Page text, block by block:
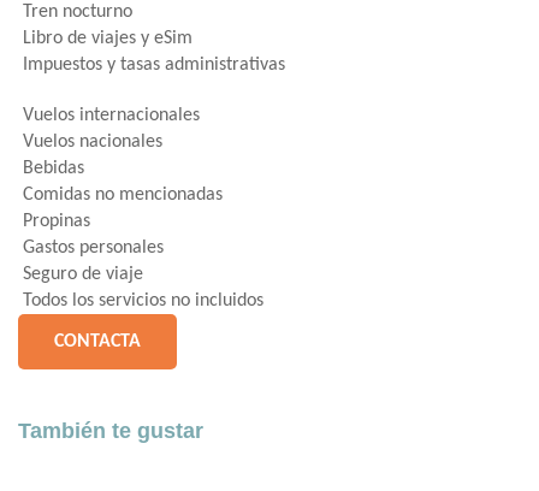
Tren nocturno
Libro de viajes y eSim
Impuestos y tasas administrativas
Vuelos internacionales
Vuelos nacionales
Bebidas
Comidas no mencionadas
Propinas
Gastos personales
Seguro de viaje
Todos los servicios no incluidos
CONTACTA
También te gustar